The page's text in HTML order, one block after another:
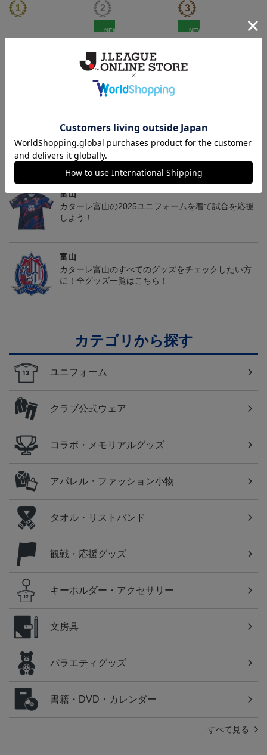
クユニフォーム FP 1st
19,800円～26,620円
NEW
ウ タオルマフラー
2,500円
NEW
ト タオルマフラー
2,500円
富山
カターレ富山の2025ユニフォームを着て試合を応援
しよう！
富山
カターレ富山のすべてのグッズをチェックしたい方
に！全グッズ一覧はこちら！
カテゴリから探す
ユニフォーム
クラブ公式ウェア
コラボ・メモリアルグッズ
アパレル・ファッション小物
タオル・リストバンド
観戦・応援グッズ
キーホルダー・アクセサリー
文房具
バラエティグッズ
書籍・DVD・カレンダー
すべて見る